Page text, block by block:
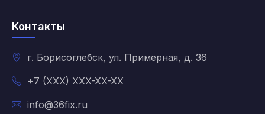
Контакты
г. Борисоглебск, ул. Примерная, д. 36
+7 (XXX) XXX-XX-XX
info@36fix.ru